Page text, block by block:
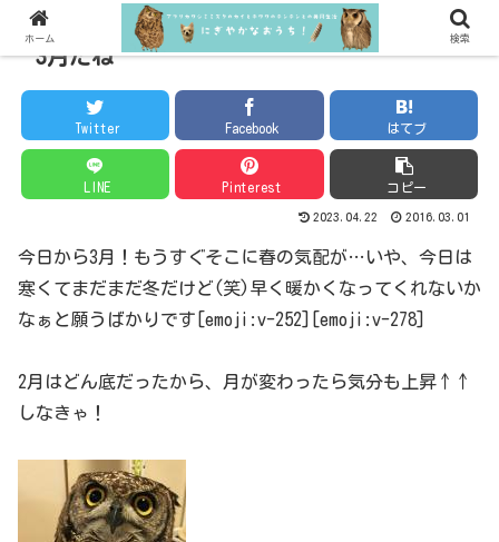
3月だね
Twitter Facebook はてブ
LINE Pinterest コピー
2023.04.22 2016.03.01
今日から3月！もうすぐそこに春の気配が…いや、今日は
寒くてまだまだ冬だけど(笑)早く暖かくなってくれないか
なぁと願うばかりです[emoji:v-252][emoji:v-278]
2月はどん底だったから、月が変わったら気分も上昇↑↑
しなきゃ！
ホーム 検索